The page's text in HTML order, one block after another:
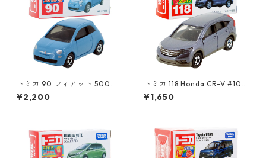
トミカ 90 フィアット 500
（初回特別カラー）#1047108
0
¥2,200
トミカ 118 Honda CR-V #104
39028
¥1,650